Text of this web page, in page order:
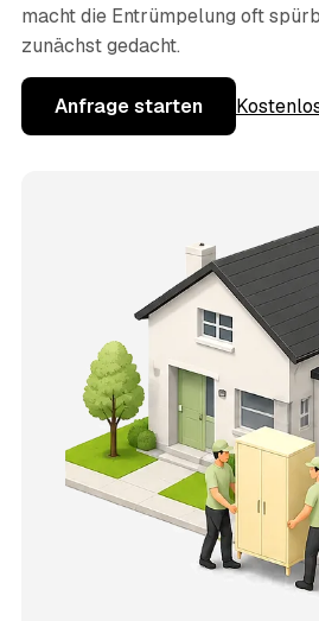
macht die Entrümpelung oft
zunächst gedacht.
Anfrage starten